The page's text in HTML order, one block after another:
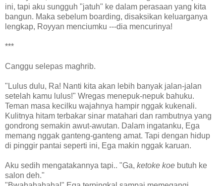
ini, tapi aku sungguh "jatuh" ke dalam perasaan yang kita
bangun. Maka sebelum boarding, disaksikan keluarganya
lengkap, Royyan menciumku ---dia mencurinya!
***
Canggu selepas maghrib.
"Lulus dulu, Ra! Nanti kita akan lebih banyak jalan-jalan
setelah kamu lulus!" Wregas menepuk-nepuk bahuku.
Teman masa kecilku wajahnya hampir nggak kukenali.
Kulitnya hitam terbakar sinar matahari dan rambutnya yang
gondrong semakin awut-awutan. Dalam ingatanku, Ega
memang nggak ganteng-ganteng amat. Tapi dengan hidup
di pinggir pantai seperti ini, Ega makin nggak karuan.
Aku sedih mengatakannya tapi.. "Ga, ketoke koe butuh ke
salon deh."